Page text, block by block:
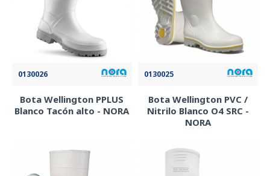
0130026
Bota Wellington PPLUS
Blanco Tacón alto - NORA
0130025
Bota Wellington PVC /
Nitrilo Blanco O4 SRC -
NORA